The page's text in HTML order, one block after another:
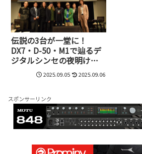
伝説の3台が一堂に！
DX7・D-50・M1で辿るデ
ジタルシンセの夜明け「3-
Legends of Digital
Synthesizer～デジタルシ
2025.09.05 2025.09.06
スポンサーリンク